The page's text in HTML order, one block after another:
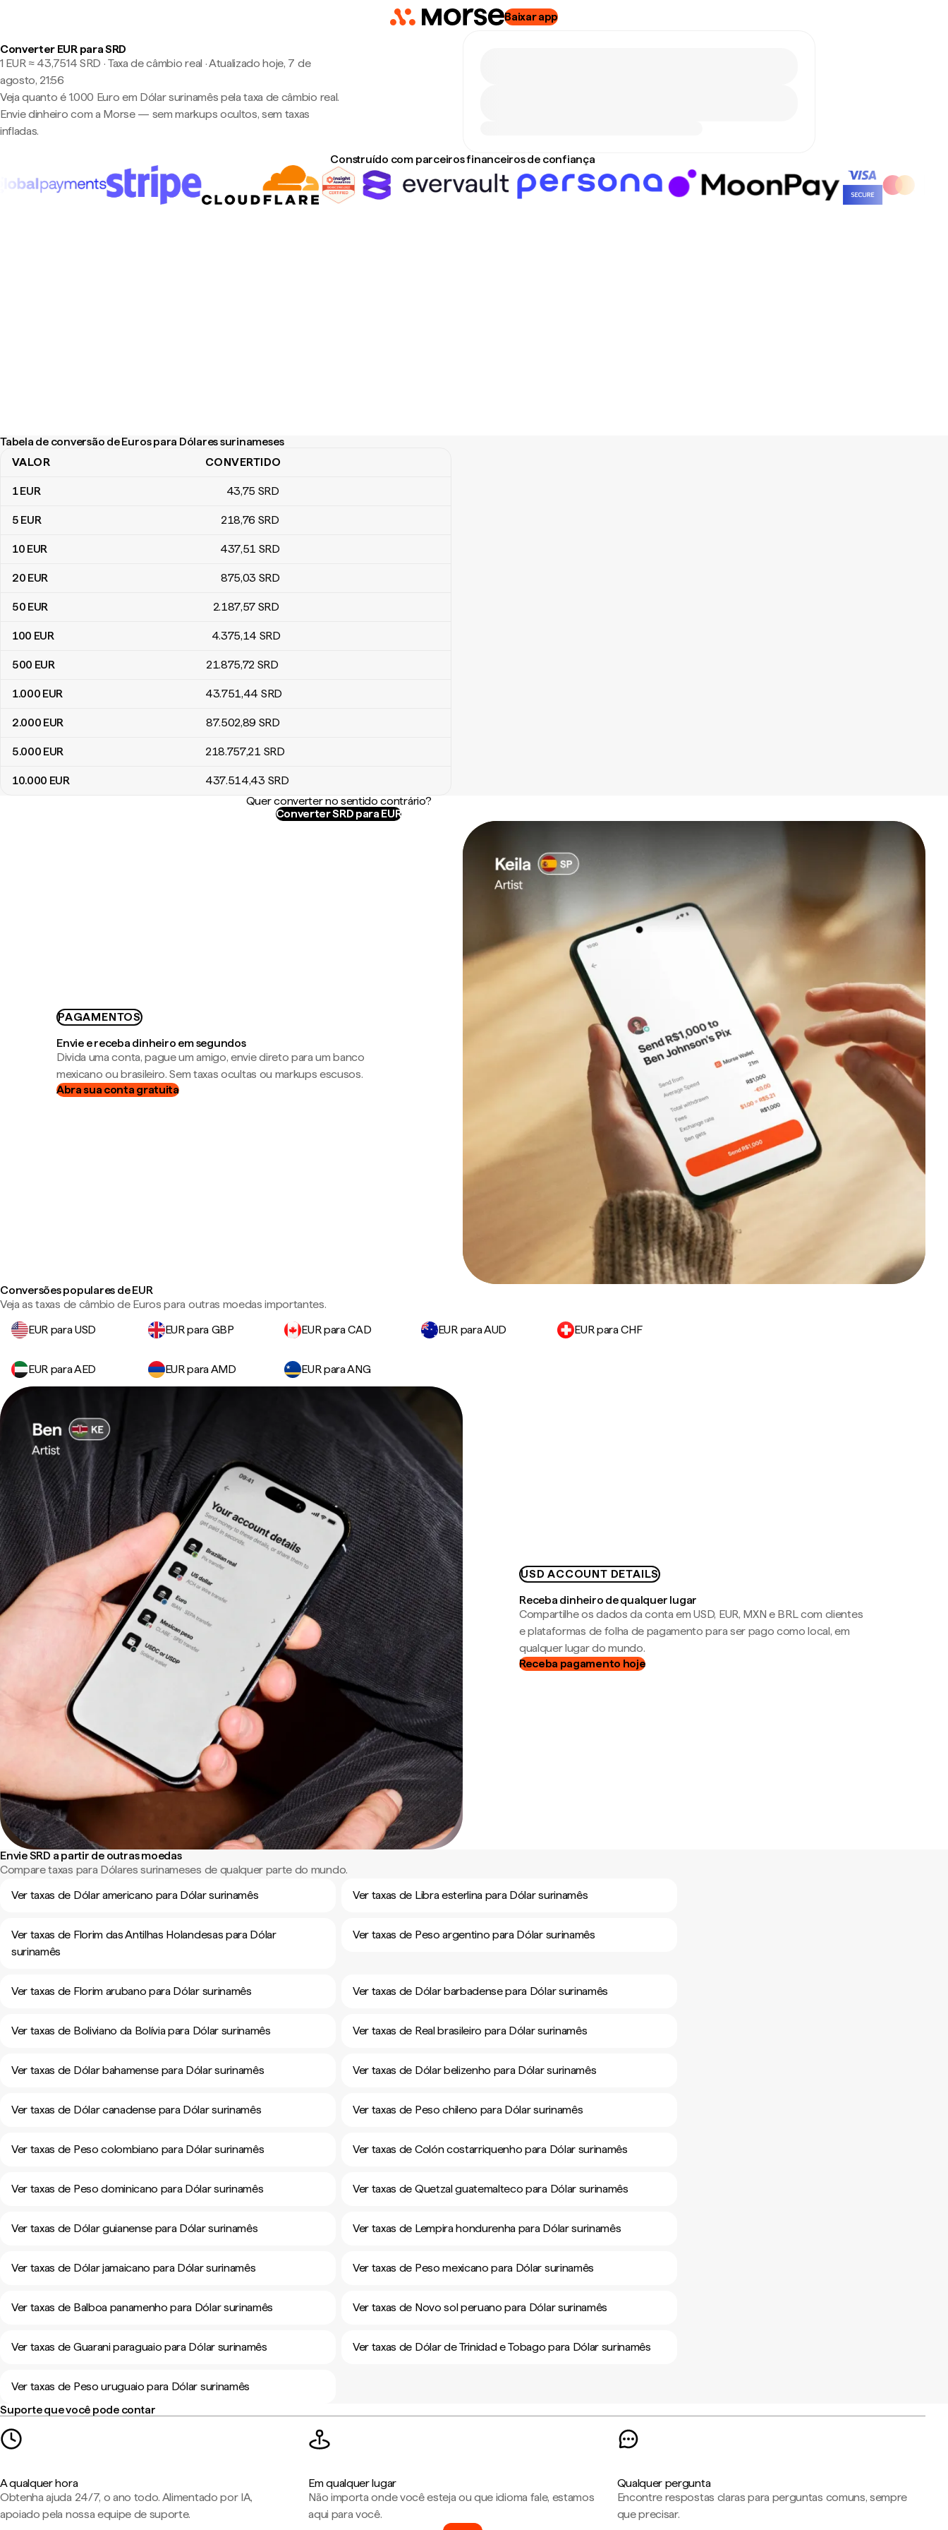
Baixar app
Converter EUR para SRD
1 EUR ≈ 43,7514 SRD · Taxa de câmbio real ·Atualizado hoje, 7 de
agosto, 21:56
Veja quanto é 1.000 Euro em Dólar surinamês pela taxa de câmbio real.
Envie dinheiro com a Morse — sem markups ocultos, sem taxas
infladas.
Construído com parceiros financeiros de confiança
Tabela de conversão de Euros para Dólares surinameses
Tabela de conversão de Euros para Dólares surinameses
VALOR CONVERTIDO
1EUR 43,75 SRD
5 EUR 218,76 SRD
10 EUR 437,51 SRD
20 EUR 875,03 SRD
50 EUR 2.187,57 SRD
100 EUR 4.375,14 SRD
500 EUR 21.875,72 SRD
1.000 EUR 43.751,44 SRD
2.000 EUR 87.502,89 SRD
5.000 EUR 218.757,21 SRD
10.000 EUR 437.514,43 SRD
Quer converter no sentido contrário?
Converter SRD para EUR
PAGAMENTOS
Envie e receba dinheiro em segundos
Divida uma conta, pague um amigo, envie direto para um banco
mexicano ou brasileiro. Sem taxas ocultas ou markups escusos.
Abra sua conta gratuita
Conversões populares de EUR
Veja as taxas de câmbio de Euros para outras moedas importantes.
EUR para USD
EUR para GBP EUR para CAD EUR para AUD EUR para CHF
EUR para AED EUR para AMD EUR para ANG
USD ACCOUNT DETAILS
Receba dinheiro de qualquer lugar
Compartilhe os dados da conta em USD, EUR, MXN e BRL com clientes
e plataformas de folha de pagamento para ser pago como local, em
qualquer lugar do mundo.
Receba pagamento hoje
Envie SRD a partir de outras moedas
Compare taxas para Dólares surinameses de qualquer parte do mundo.
Ver taxas de Dólar americano para Dólar surinamês
Ver taxas de Libra esterlina para Dólar surinamês
Ver taxas de Florim das Antilhas Holandesas para Dólar
surinamês
Ver taxas de Peso argentino para Dólar surinamês
Ver taxas de Florim arubano para Dólar surinamês Ver taxas de Dólar barbadense para Dólar surinamês
Ver taxas de Boliviano da Bolívia para Dólar surinamês Ver taxas de Real brasileiro para Dólar surinamês
Ver taxas de Dólar bahamense para Dólar surinamês Ver taxas de Dólar belizenho para Dólar surinamês
Ver taxas de Dólar canadense para Dólar surinamês Ver taxas de Peso chileno para Dólar surinamês
Ver taxas de Peso colombiano para Dólar surinamês Ver taxas de Colón costarriquenho para Dólar surinamês
Ver taxas de Peso dominicano para Dólar surinamês Ver taxas de Quetzal guatemalteco para Dólar surinamês
Ver taxas de Dólar guianense para Dólar surinamês Ver taxas de Lempira hondurenha para Dólar surinamês
Ver taxas de Dólar jamaicano para Dólar surinamês Ver taxas de Peso mexicano para Dólar surinamês
Ver taxas de Balboa panamenho para Dólar surinamês Ver taxas de Novo sol peruano para Dólar surinamês
Ver taxas de Guarani paraguaio para Dólar surinamês Ver taxas de Dólar de Trinidad e Tobago para Dólar surinamês
Ver taxas de Peso uruguaio para Dólar surinamês
Suporte que você pode contar
A qualquer hora
Obtenha ajuda 24/7, o ano todo. Alimentado por IA,
apoiado pela nossa equipe de suporte.
Em qualquer lugar
Não importa onde você esteja ou que idioma fale, estamos
aqui para você.
Qualquer pergunta
Encontre respostas claras para perguntas comuns, sempre
que precisar.